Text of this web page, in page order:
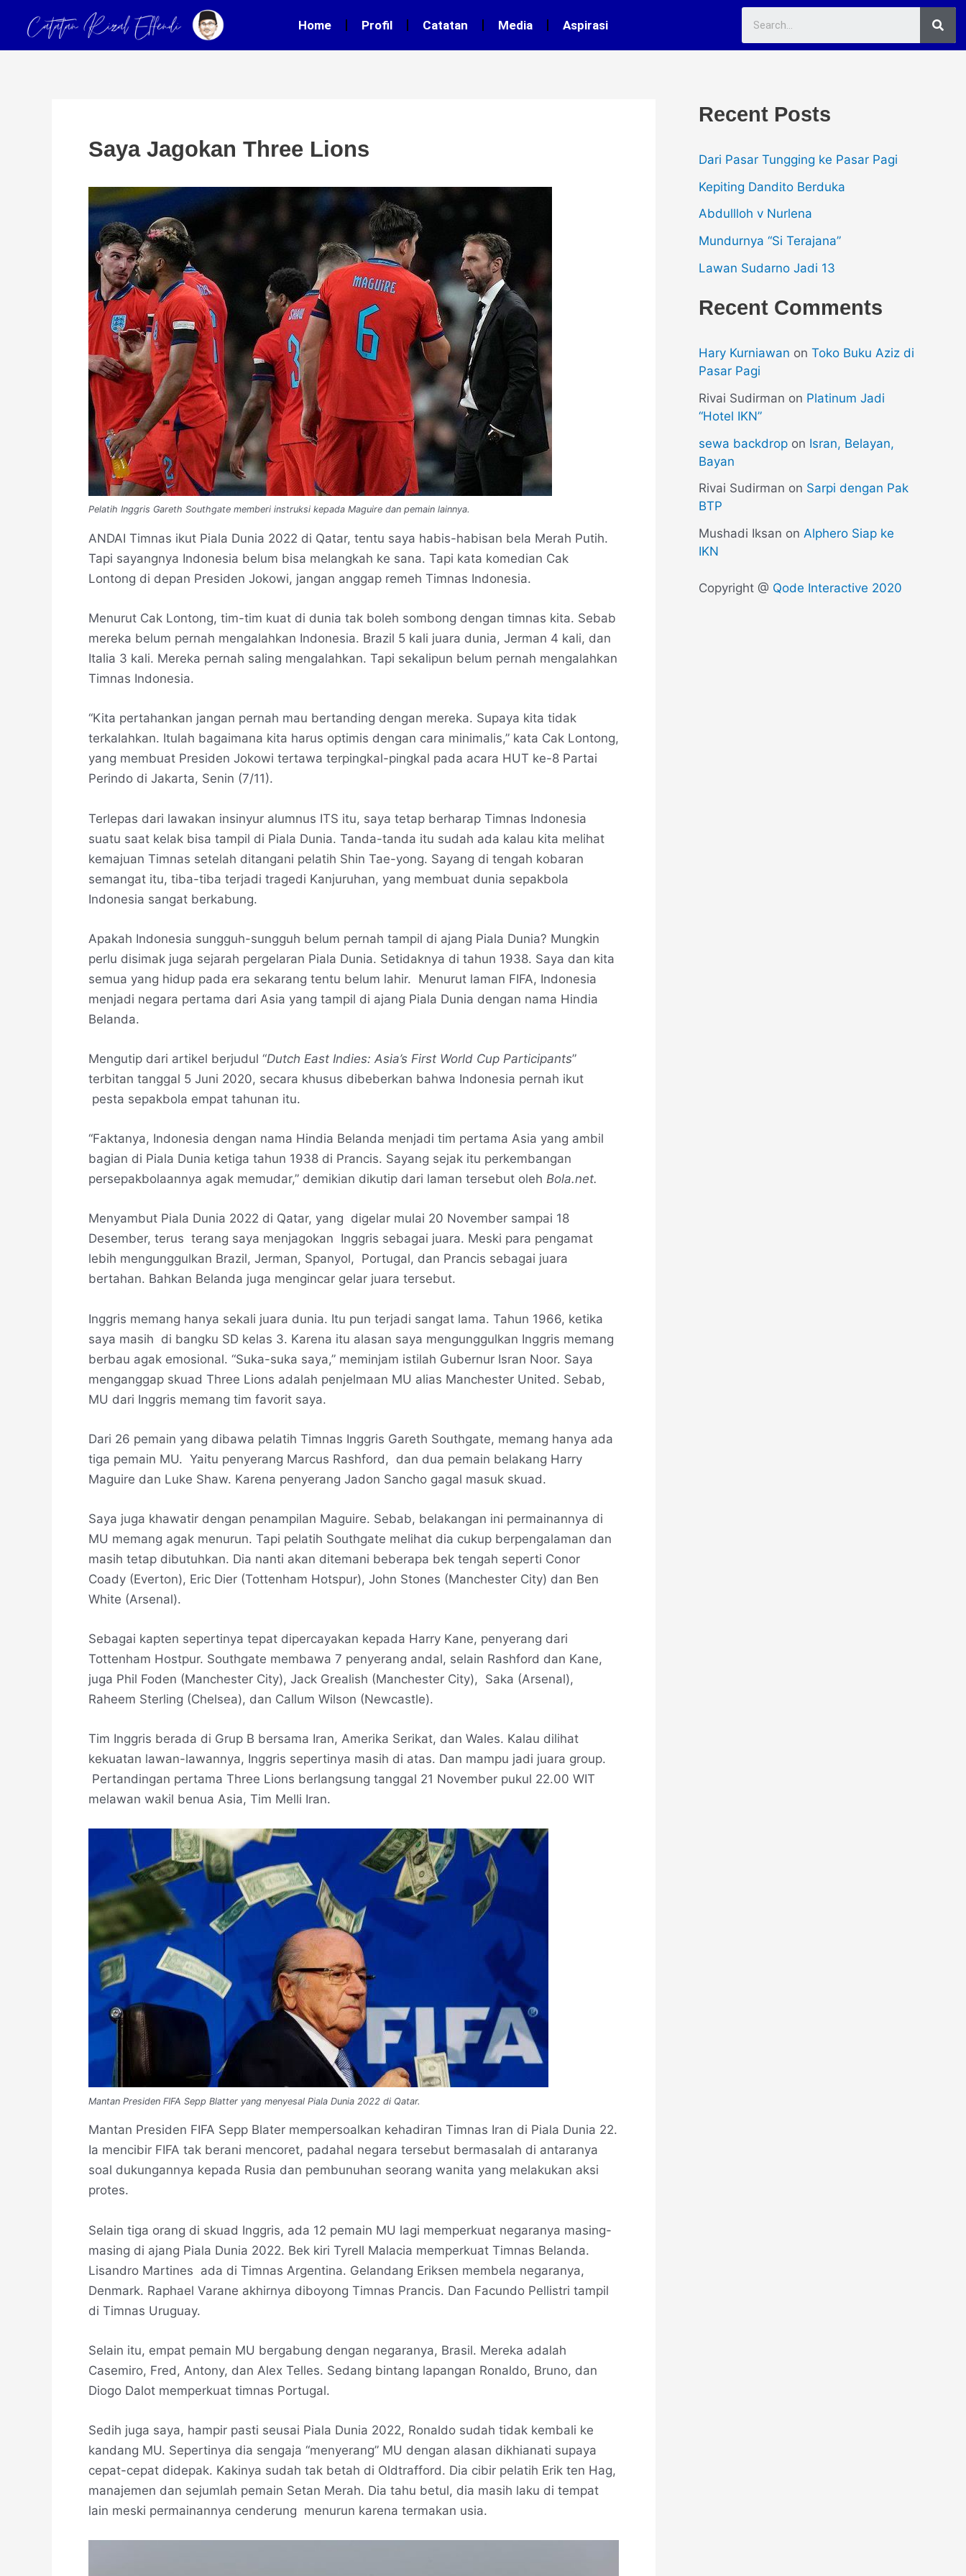
content
Home Profil Catatan Media Aspirasi
Saya Jagokan Three Lions
Pelatih Inggris Gareth Southgate memberi instruksi kepada Maguire dan pemain lainnya.
ANDAI Timnas ikut Piala Dunia 2022 di Qatar, tentu saya habis-habisan bela Merah Putih.
Tapi sayangnya Indonesia belum bisa melangkah ke sana. Tapi kata komedian Cak
Lontong di depan Presiden Jokowi, jangan anggap remeh Timnas Indonesia.
Menurut Cak Lontong, tim-tim kuat di dunia tak boleh sombong dengan timnas kita. Sebab
mereka belum pernah mengalahkan Indonesia. Brazil 5 kali juara dunia, Jerman 4 kali, dan
Italia 3 kali. Mereka pernah saling mengalahkan. Tapi sekalipun belum pernah mengalahkan
Timnas Indonesia.
“Kita pertahankan jangan pernah mau bertanding dengan mereka. Supaya kita tidak
terkalahkan. Itulah bagaimana kita harus optimis dengan cara minimalis,” kata Cak Lontong,
yang membuat Presiden Jokowi tertawa terpingkal-pingkal pada acara HUT ke-8 Partai
Perindo di Jakarta, Senin (7/11).
Terlepas dari lawakan insinyur alumnus ITS itu, saya tetap berharap Timnas Indonesia
suatu saat kelak bisa tampil di Piala Dunia. Tanda-tanda itu sudah ada kalau kita melihat
kemajuan Timnas setelah ditangani pelatih Shin Tae-yong. Sayang di tengah kobaran
semangat itu, tiba-tiba terjadi tragedi Kanjuruhan, yang membuat dunia sepakbola
Indonesia sangat berkabung.
Apakah Indonesia sungguh-sungguh belum pernah tampil di ajang Piala Dunia? Mungkin
perlu disimak juga sejarah pergelaran Piala Dunia. Setidaknya di tahun 1938. Saya dan kita
semua yang hidup pada era sekarang tentu belum lahir. Menurut laman FIFA, Indonesia
menjadi negara pertama dari Asia yang tampil di ajang Piala Dunia dengan nama Hindia
Belanda.
Mengutip dari artikel berjudul “Dutch East Indies: Asia’s First World Cup Participants”
terbitan tanggal 5 Juni 2020, secara khusus dibeberkan bahwa Indonesia pernah ikut
pesta sepakbola empat tahunan itu.
“Faktanya, Indonesia dengan nama Hindia Belanda menjadi tim pertama Asia yang ambil
bagian di Piala Dunia ketiga tahun 1938 di Prancis. Sayang sejak itu perkembangan
persepakbolaannya agak memudar,” demikian dikutip dari laman tersebut oleh Bola.net.
Menyambut Piala Dunia 2022 di Qatar, yang digelar mulai 20 November sampai 18
Desember, terus terang saya menjagokan Inggris sebagai juara. Meski para pengamat
lebih mengunggulkan Brazil, Jerman, Spanyol, Portugal, dan Prancis sebagai juara
bertahan. Bahkan Belanda juga mengincar gelar juara tersebut.
Inggris memang hanya sekali juara dunia. Itu pun terjadi sangat lama. Tahun 1966, ketika
saya masih di bangku SD kelas 3. Karena itu alasan saya mengunggulkan Inggris memang
berbau agak emosional. “Suka-suka saya,” meminjam istilah Gubernur Isran Noor. Saya
menganggap skuad Three Lions adalah penjelmaan MU alias Manchester United. Sebab,
MU dari Inggris memang tim favorit saya.
Dari 26 pemain yang dibawa pelatih Timnas Inggris Gareth Southgate, memang hanya ada
tiga pemain MU. Yaitu penyerang Marcus Rashford, dan dua pemain belakang Harry
Maguire dan Luke Shaw. Karena penyerang Jadon Sancho gagal masuk skuad.
Saya juga khawatir dengan penampilan Maguire. Sebab, belakangan ini permainannya di
MU memang agak menurun. Tapi pelatih Southgate melihat dia cukup berpengalaman dan
masih tetap dibutuhkan. Dia nanti akan ditemani beberapa bek tengah seperti Conor
Coady (Everton), Eric Dier (Tottenham Hotspur), John Stones (Manchester City) dan Ben
White (Arsenal).
Sebagai kapten sepertinya tepat dipercayakan kepada Harry Kane, penyerang dari
Tottenham Hostpur. Southgate membawa 7 penyerang andal, selain Rashford dan Kane,
juga Phil Foden (Manchester City), Jack Grealish (Manchester City), Saka (Arsenal),
Raheem Sterling (Chelsea), dan Callum Wilson (Newcastle).
Tim Inggris berada di Grup B bersama Iran, Amerika Serikat, dan Wales. Kalau dilihat
kekuatan lawan-lawannya, Inggris sepertinya masih di atas. Dan mampu jadi juara group.
Pertandingan pertama Three Lions berlangsung tanggal 21 November pukul 22.00 WIT
melawan wakil benua Asia, Tim Melli Iran.
Mantan Presiden FIFA Sepp Blatter yang menyesal Piala Dunia 2022 di Qatar.
Mantan Presiden FIFA Sepp Blater mempersoalkan kehadiran Timnas Iran di Piala Dunia 22.
Ia mencibir FIFA tak berani mencoret, padahal negara tersebut bermasalah di antaranya
soal dukungannya kepada Rusia dan pembunuhan seorang wanita yang melakukan aksi
protes.
Selain tiga orang di skuad Inggris, ada 12 pemain MU lagi memperkuat negaranya masing-
masing di ajang Piala Dunia 2022. Bek kiri Tyrell Malacia memperkuat Timnas Belanda.
Lisandro Martines ada di Timnas Argentina. Gelandang Eriksen membela negaranya,
Denmark. Raphael Varane akhirnya diboyong Timnas Prancis. Dan Facundo Pellistri tampil
di Timnas Uruguay.
Selain itu, empat pemain MU bergabung dengan negaranya, Brasil. Mereka adalah
Casemiro, Fred, Antony, dan Alex Telles. Sedang bintang lapangan Ronaldo, Bruno, dan
Diogo Dalot memperkuat timnas Portugal.
Sedih juga saya, hampir pasti seusai Piala Dunia 2022, Ronaldo sudah tidak kembali ke
kandang MU. Sepertinya dia sengaja “menyerang” MU dengan alasan dikhianati supaya
cepat-cepat didepak. Kakinya sudah tak betah di Oldtrafford. Dia cibir pelatih Erik ten Hag,
manajemen dan sejumlah pemain Setan Merah. Dia tahu betul, dia masih laku di tempat
lain meski permainannya cenderung menurun karena termakan usia.
navigation
Recent Posts
Dari Pasar Tungging ke Pasar Pagi
Kepiting Dandito Berduka
Abdullloh v Nurlena
Mundurnya “Si Terajana”
Lawan Sudarno Jadi 13
Recent Comments
Hary Kurniawan on Toko Buku Aziz di
Pasar Pagi
Rivai Sudirman on Platinum Jadi
“Hotel IKN”
sewa backdrop on Isran, Belayan,
Bayan
Rivai Sudirman on Sarpi dengan Pak
BTP
Mushadi Iksan on Alphero Siap ke
IKN
Copyright @ Qode Interactive 2020